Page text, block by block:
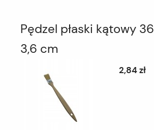
Pędzel płaski kątowy
3,6 cm
2,84 zł